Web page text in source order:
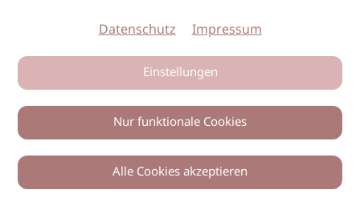
0
Datenschutz Impressum
Einstellungen
Nur funktionale Cookies
Alle Cookies akzeptieren